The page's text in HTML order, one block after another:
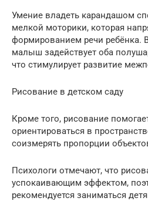
Умение владеть карандашом
мелкой моторики, которая
формированием речи ребёнка.
малыш задействует оба
что стимулирует развитие
Рисование в детском саду
Кроме того, рисование
ориентироваться в
соизмерять пропорции
Психологи отмечают, что
успокаивающим эффектом,
рекомендуется заниматься